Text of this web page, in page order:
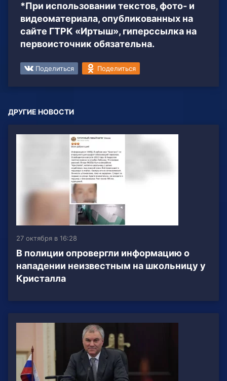
*При использовании текстов, фото- и
видеоматериала, опубликованных на
сайте ГТРК «Иртыш», гиперссылка на
первоисточник обязательна.
Поделиться Поделиться
ДРУГИЕ НОВОСТИ
27 октября в 16:28
В полиции опровергли информацию о
нападении неизвестным на школьницу у
Кристалла